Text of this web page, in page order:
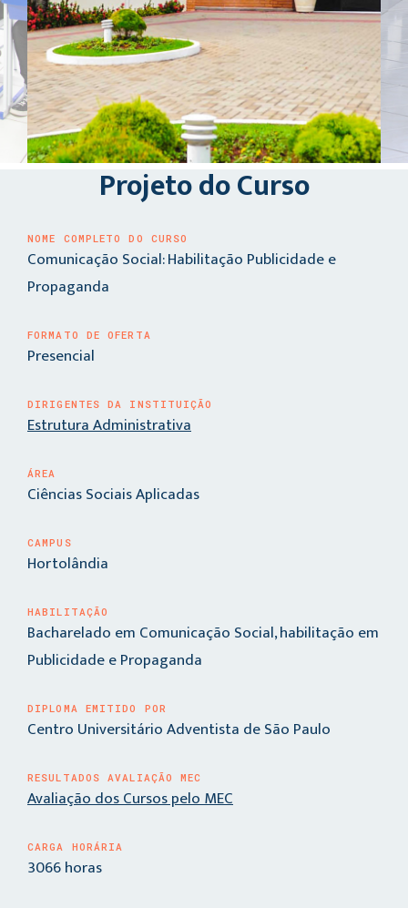
Projeto do Curso
NOME COMPLETO DO CURSO
Comunicação Social: Habilitação Publicidade e
Propaganda
FORMATO DE OFERTA
Presencial
DIRIGENTES DA INSTITUIÇÃO
Estrutura Administrativa
ÁREA
Ciências Sociais Aplicadas
CAMPUS
Hortolândia
HABILITAÇÃO
Bacharelado em Comunicação Social, habilitação em
Publicidade e Propaganda
DIPLOMA EMITIDO POR
Centro Universitário Adventista de São Paulo
RESULTADOS AVALIAÇÃO MEC
Avaliação dos Cursos pelo MEC
CARGA HORÁRIA
3066 horas